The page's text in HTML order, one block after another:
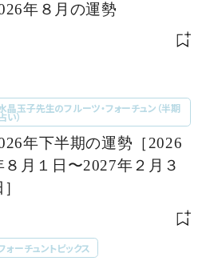
年８月の運勢
晶玉子先生のフルーツ・フォーチュン（半期
い）
年下半期の運勢［2026
８月１日〜2027年２月３
ォーチュントピックス